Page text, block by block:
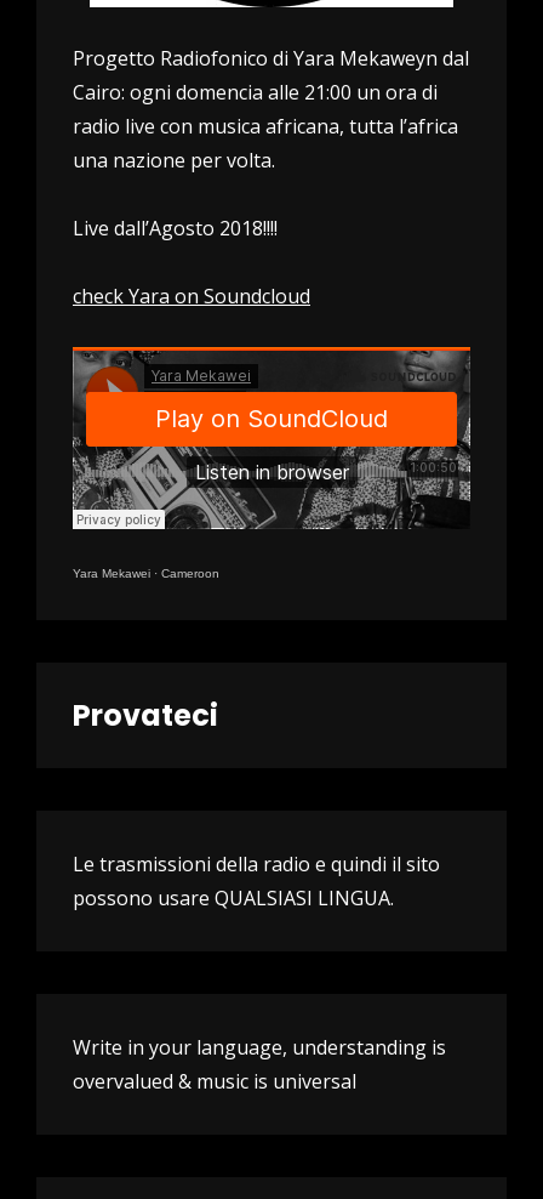
Progetto Radiofonico di Yara Mekaweyn dal
Cairo: ogni domencia alle 21:00 un ora di
radio live con musica africana, tutta l’africa
una nazione per volta.
Live dall’Agosto 2018!!!!
check Yara on Soundcloud
Yara Mekawei · Cameroon
Provateci
Le trasmissioni della radio e quindi il sito
possono usare QUALSIASI LINGUA.
Write in your language, understanding is
overvalued & music is universal